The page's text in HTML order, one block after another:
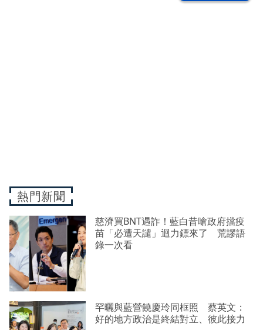
熱門新聞
慈濟買BNT遇詐！藍白昔嗆政府擋疫
苗「必遭天譴」迴力鏢來了 荒謬語
錄一次看
罕曬與藍營饒慶玲同框照 蔡英文：
好的地方政治是終結對立、彼此接力